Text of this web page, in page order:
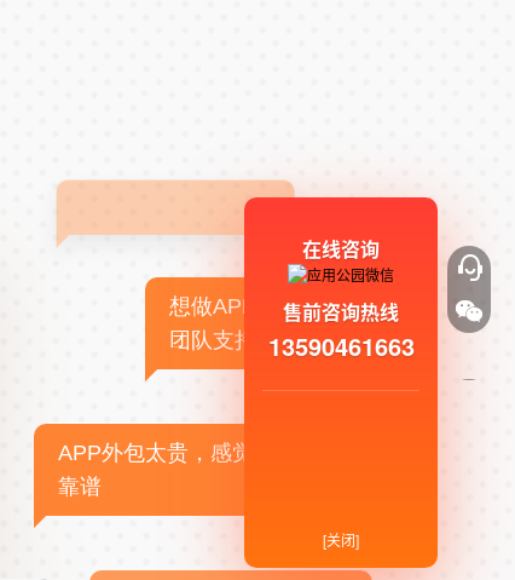
想做APP，但没有技术
团队支持
APP外包太贵，感觉不
靠谱
在线咨询
售前咨询热线
13590461663
[关闭]